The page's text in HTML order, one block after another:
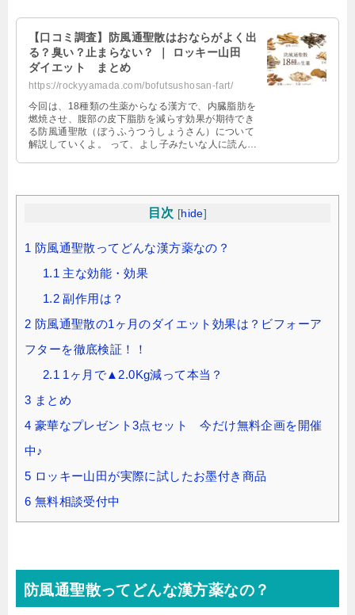
【口コミ調査】防風通聖散はおならがよく出
る？臭い？止まらない？ ｜ ロッキー山田
ダイエット まとめ
https://rockyyamada.com/bofutsushosan-fart/
今回は、18種類の生薬からなる漢方で、内臓脂肪を
燃焼させ、腹部の皮下脂肪を減らす効果が期待でき
る防風通聖散（ぼうふうつうしょうさん）について
解説していくよ。 って、よし子みたいな人に読んで
目次 [hide]
1 防風通聖散ってどんな漢方薬なの？
1.1 主な効能・効果
1.2 副作用は？
2 防風通聖散の1ヶ月のダイエット効果は？ビフォーア
フターを徹底検証！！
2.1 1ヶ月で▲2.0Kg減って本当？
3 まとめ
4 豪華なプレゼント3点セット 今だけ無料企画を開催
中♪
5 ロッキー山田が実際に試したお墨付き商品
6 無料相談受付中
防風通聖散ってどんな漢方薬なの？